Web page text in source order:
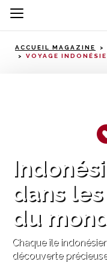
ACCUEIL MAGAZINE
VOYAGE INDONÉSIE
dans
du
Chaque île
découverte